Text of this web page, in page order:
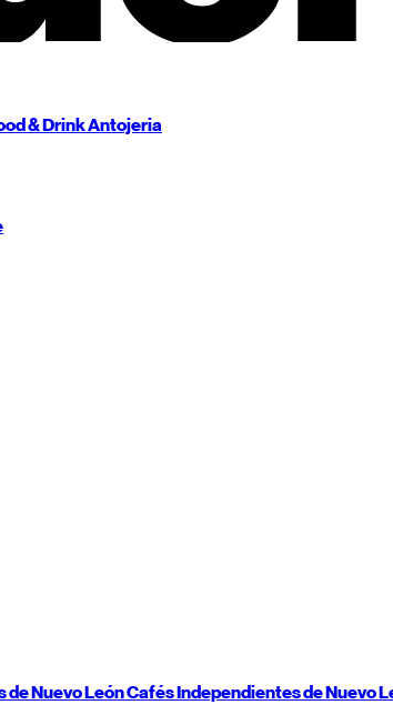
& DrinkAntojeria
deNuevo LeónCafés Independientes deNuevo